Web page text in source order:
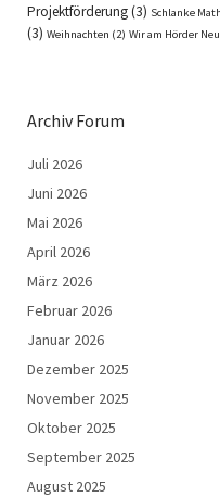
Projektförderung(3) Schlanke
(3) Weihnachten (2) Wir am Hörder
Archiv Forum
Juli 2026
Juni 2026
Mai 2026
April 2026
März 2026
Februar 2026
Januar 2026
Dezember 2025
November 2025
Oktober 2025
September 2025
August 2025